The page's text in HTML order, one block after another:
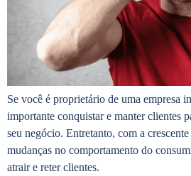
Se você é proprietário de uma empresa
importante conquistar e manter clientes
seu negócio. Entretanto, com a
mudanças no comportamento do
atrair e reter clientes.